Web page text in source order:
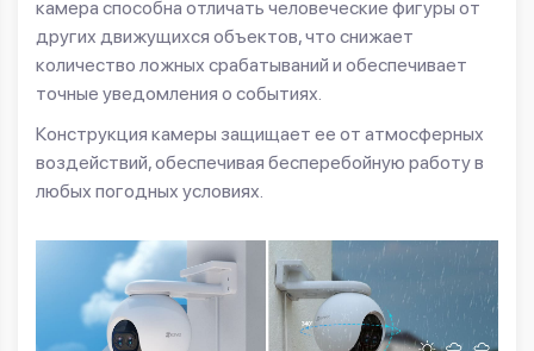
камера способна отличать человеческие фигуры от
других движущихся объектов, что снижает
количество ложных срабатываний и обеспечивает
точные уведомления о событиях.
Конструкция камеры защищает ее от атмосферных
воздействий, обеспечивая бесперебойную работу в
любых погодных условиях.